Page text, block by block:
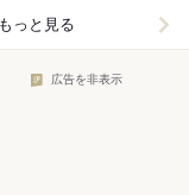
っと見る
広告を非表示